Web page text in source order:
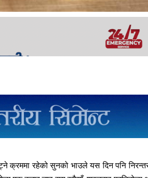
क्रममा रहेको सुनको भाउले यस दिन पनि